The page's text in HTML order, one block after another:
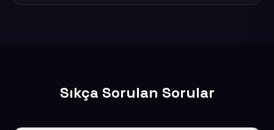
Sıkça Sorulan Sorular